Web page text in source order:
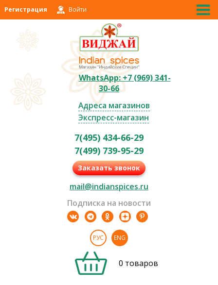
Регистрация Войти
WhatsApp: +7 (969) 341-
30-66
Адреса магазинов
Экспресс-магазин
7(495) 434-66-29
7(499) 739-95-29
Заказать звонок
mail@indianspices.ru
Подписка на новости
РУС ENG
0 товаров